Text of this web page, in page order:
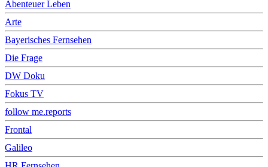
Abenteuer Leben
Arte
Bayerisches Fernsehen
Die Frage
DW Doku
Fokus TV
follow me.reports
Frontal
Galileo